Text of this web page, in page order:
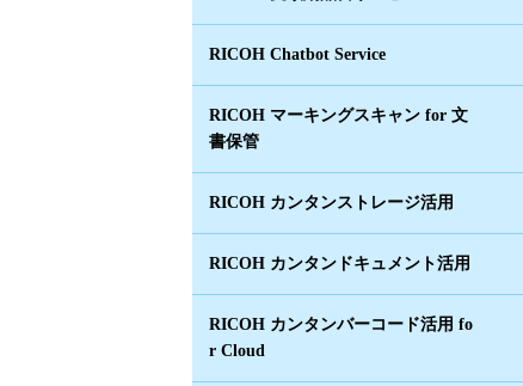
RICOH Chatbot Service
RICOH マーキングスキャン for 文
書保管
RICOH カンタンストレージ活用
RICOH カンタンドキュメント活用
RICOH カンタンバーコード活用 fo
r Cloud